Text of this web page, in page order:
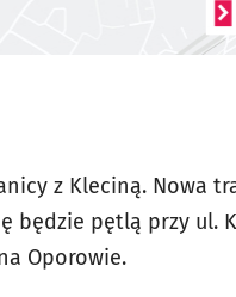
z Kleciną. Nowa
będzie pętlą przy ul.
Oporowie.